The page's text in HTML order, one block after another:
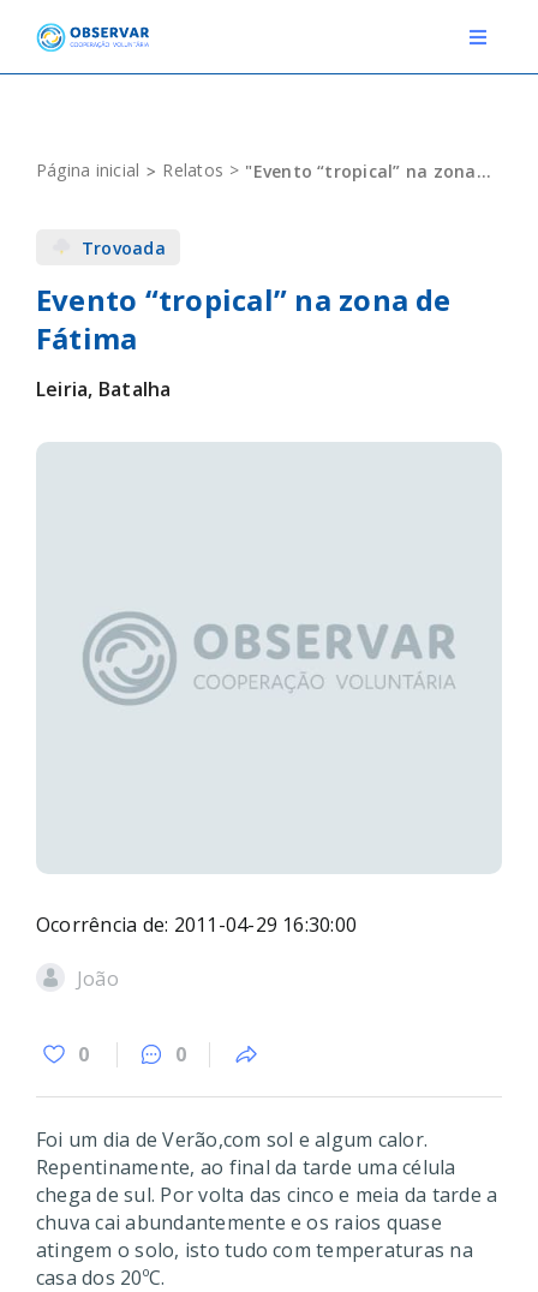
content
Toggle
EVENTOS
DEFINIÇÕES
Página inicial Relatos "Evento “tropical” na zona de Fátima"
Trovoada
Evento “tropical” na zona de
Fátima
Leiria, Batalha
Ocorrência de: 2011-04-29 16:30:00
João
0 0
Foi um dia de Verão,com sol e algum calor.
Repentinamente, ao final da tarde uma célula
chega de sul. Por volta das cinco e meia da tarde a
chuva cai abundantemente e os raios quase
atingem o solo, isto tudo com temperaturas na
casa dos 20ºC.